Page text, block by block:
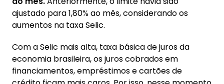
ajustado para 1,80% ao mês, considerando os
aumentos na taxa Selic.
Com a Selic mais alta, taxa básica de juros da
economia brasileira, os juros cobrados em
financiamentos, empréstimos e cartões de